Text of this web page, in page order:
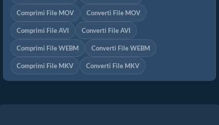
Comprimi File MOV Converti File MOV
Comprimi File AVI Converti File AVI
Comprimi File WEBM Converti File WEBM
Comprimi File MKV Converti File MKV